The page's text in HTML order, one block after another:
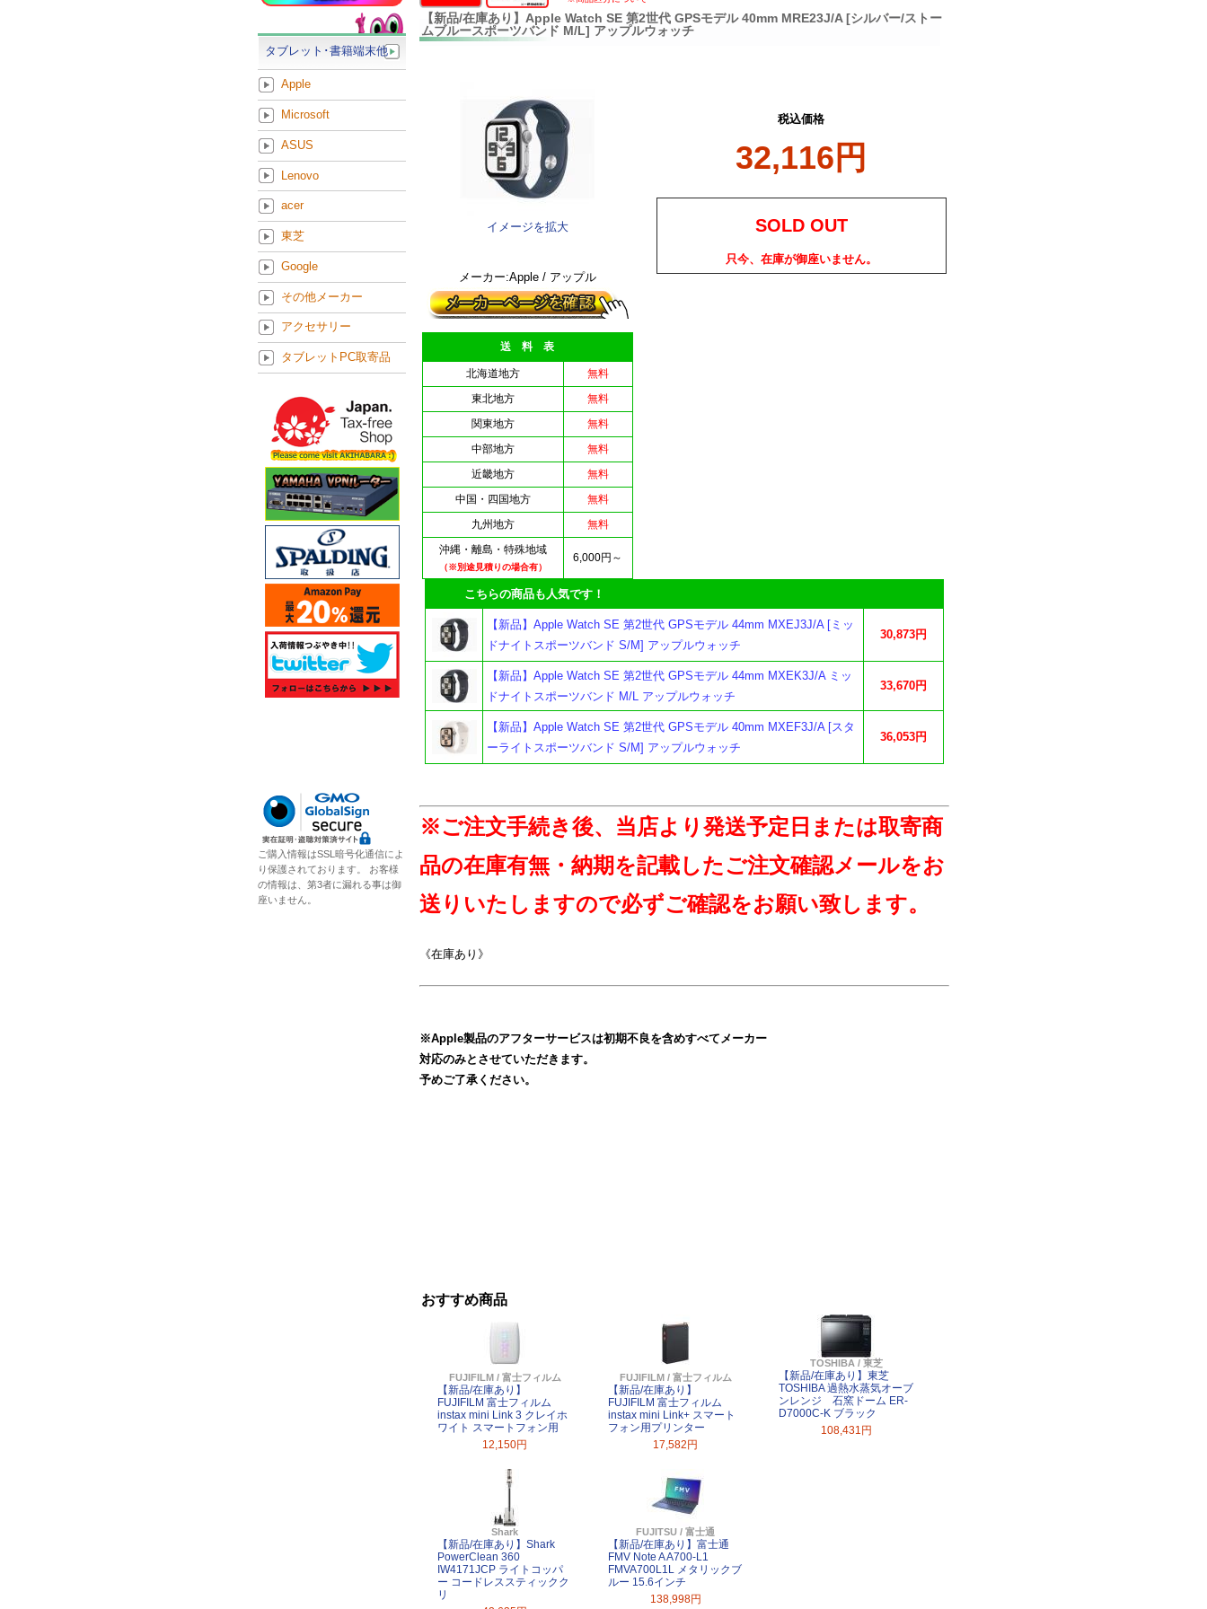
【新品/在庫あり】Apple Watch SE 第2世代 GPSモデル 40mm MRE23J/A [シルバー/ストー
ムブルースポーツバンド M/L] アップルウォッチ
イメージを拡大
メーカー:Apple / アップル
送 料 表
北海道地方
無料
東北地方
無料
関東地方
無料
中部地方
無料
近畿地方
無料
中国・四国地方
無料
九州地方
無料
沖縄・離島・特殊地域
（※別途見積りの場合有）
6,000円～
税込価格
32,116円
SOLD OUT
只今、在庫が御座いません。
こちらの商品も人気です！
【新品】Apple Watch SE 第2世代 GPSモデル 44mm MXEJ3J/A [ミッ
ドナイトスポーツバンド S/M] アップルウォッチ
30,873円
【新品】Apple Watch SE 第2世代 GPSモデル 44mm MXEK3J/A ミッ
ドナイトスポーツバンド M/L アップルウォッチ
33,670円
【新品】Apple Watch SE 第2世代 GPSモデル 40mm MXEF3J/A [スタ
ーライトスポーツバンド S/M] アップルウォッチ
36,053円
※ご注文手続き後、当店より発送予定日または取寄商
品の在庫有無・納期を記載したご注文確認メールをお
送りいたしますので必ずご確認をお願い致します。
《在庫あり》
※Apple製品のアフターサービスは初期不良を含めすべてメーカー
対応のみとさせていただきます。
予めご了承ください。
おすすめ商品
FUJIFILM / 富士フィルム
【新品/在庫あり】
FUJIFILM 富士フィルム
instax mini Link 3 クレイホ
ワイト スマートフォン用
12,150円
FUJIFILM / 富士フィルム
【新品/在庫あり】
FUJIFILM 富士フィルム
instax mini Link+ スマート
フォン用プリンター
17,582円
TOSHIBA / 東芝
【新品/在庫あり】東芝
TOSHIBA 過熱水蒸気オーブ
ンレンジ 石窯ドーム ER-
D7000C-K ブラック
108,431円
Shark
【新品/在庫あり】Shark
PowerClean 360
IW4171JCP ライトコッパ
ー コードレススティックク
リ
FUJITSU / 富士通
【新品/在庫あり】富士通
FMV Note A A700-L1
FMVA700L1L メタリックブ
ルー 15.6インチ
138,998円
タブレット･書籍端末他
Apple
Microsoft
ASUS
Lenovo
acer
東芝
Google
その他メーカー
アクセサリー
タブレットPC取寄品
ご購入情報はSSL暗号化通信によ
り保護されております。 お客様
の情報は、第3者に漏れる事は御
座いません。